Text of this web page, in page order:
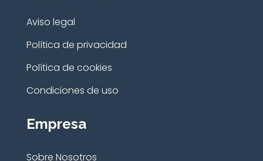
Aviso legal
Política de privacidad
Política de cookies
Condiciones de uso
Empresa
Sobre Nosotros